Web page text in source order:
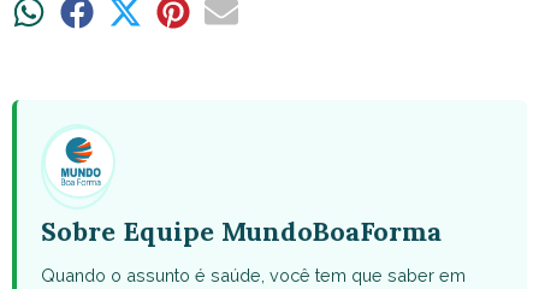
ShareShare ShareShareShare
Sobre Equipe MundoBoaForma
Quando o assunto é saúde, você tem que saber em